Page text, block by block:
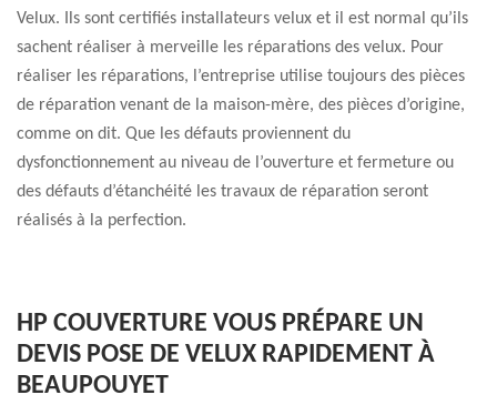
Velux. Ils sont certifiés installateurs velux et il est normal qu’ils
sachent réaliser à merveille les réparations des velux. Pour
réaliser les réparations, l’entreprise utilise toujours des pièces
de réparation venant de la maison-mère, des pièces d’origine,
comme on dit. Que les défauts proviennent du
dysfonctionnement au niveau de l’ouverture et fermeture ou
des défauts d’étanchéité les travaux de réparation seront
réalisés à la perfection.
HP COUVERTURE VOUS PRÉPARE UN
DEVIS POSE DE VELUX RAPIDEMENT À
BEAUPOUYET